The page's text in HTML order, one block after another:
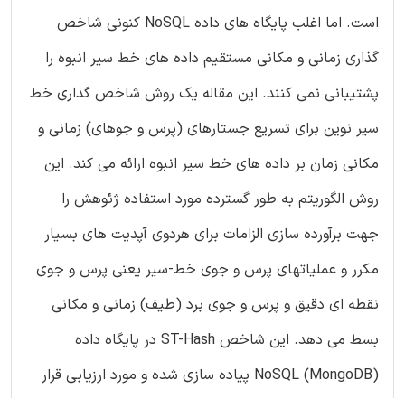
است. اما اغلب پایگاه های داده NoSQL کنونی شاخص
گذاری زمانی و مکانی مستقیم داده های خط سیر انبوه را
پشتیبانی نمی کنند. این مقاله یک روش شاخص گذاری خط
سیر نوین برای تسریع جستارهای (پرس و جوهای) زمانی و
مکانی زمان بر داده های خط سیر انبوه ارائه می کند. این
روش الگوریتم به طور گسترده مورد استفاده ژئوهش را
جهت برآورده سازی الزامات برای هردوی آپدیت های بسیار
مکرر و عملیاتهای پرس و جوی خط-سیر یعنی پرس و جوی
نقطه ای دقیق و پرس و جوی برد (طیف) زمانی و مکانی
بسط می دهد. این شاخص ST-Hash در پایگاه داده
NoSQL (MongoDB) پیاده سازی شده و مورد ارزیابی قرار